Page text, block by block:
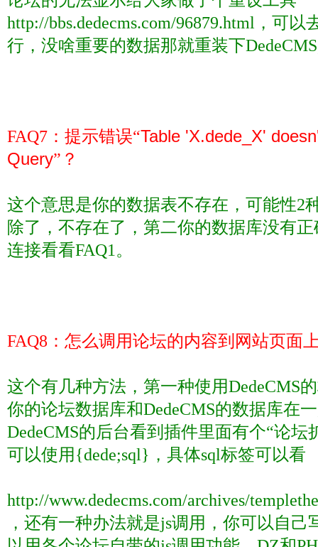
http://bbs.dedecms.com/96879.html ，可以
行，没啥重要的数据那就重装下
FAQ7 ：提示错误“Table 'X.dede_X'
Query”？
这个意思是你的数据表不存在，可能性2
除了，不存在了，第二你的数据库没有
连接看看FAQ1 。
FAQ8 ：怎么调用论坛的内容到网站页面
这个有几种方法，第一种使用DedeCMS
你的论坛数据库和DedeCMS的数据库在
DedeCMS的后台看到插件里面有个“论坛
可以使用 {dede;sql} ，具体sql标签可以看
http://www.dedecms.com/archives/
，还有一种办法就是js调用，你可以自己